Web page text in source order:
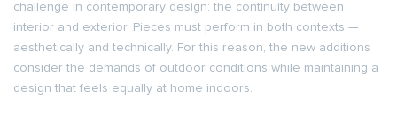
challenge in contemporary design: the continuity between
interior and exterior. Pieces must perform in both contexts —
aesthetically and technically. For this reason, the new additions
consider the demands of outdoor conditions while maintaining a
design that feels equally at home indoors.